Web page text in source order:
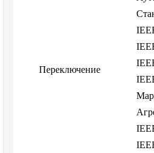
Переключение